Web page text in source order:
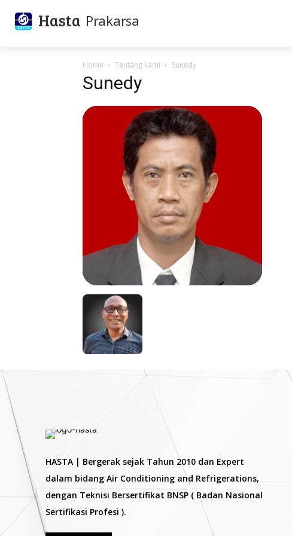
Hasta Prakarsa
Home Tentang kami Sunedy
Sunedy
HASTA | Bergerak sejak Tahun 2010 dan Expert
dalam bidang Air Conditioning and Refrigerations,
dengan Teknisi Bersertifikat BNSP ( Badan Nasional
Sertifikasi Profesi ).